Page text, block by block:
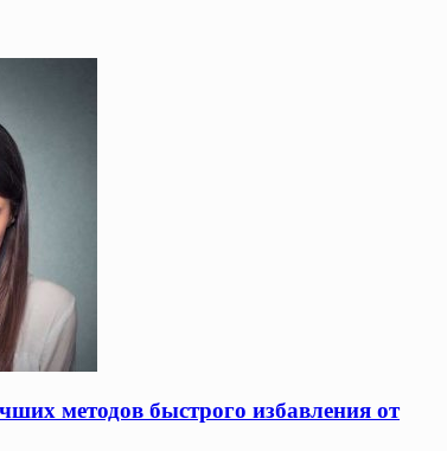
методов быстрого избавления от